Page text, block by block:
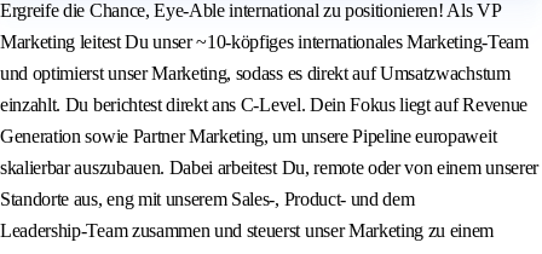
Ergreife die Chance, Eye‑Able international zu positionieren! Als VP
Marketing leitest Du unser ~10‑köpfiges internationales Marketing‑Team
und optimierst unser Marketing, sodass es direkt auf Umsatzwachstum
einzahlt. Du berichtest direkt ans C‑Level. Dein Fokus liegt auf Revenue
Generation sowie Partner Marketing, um unsere Pipeline europaweit
skalierbar auszubauen. Dabei arbeitest Du, remote oder von einem unserer
Standorte aus, eng mit unserem Sales‑, Product‑ und dem
Leadership‑Team zusammen und steuerst unser Marketing zu einem